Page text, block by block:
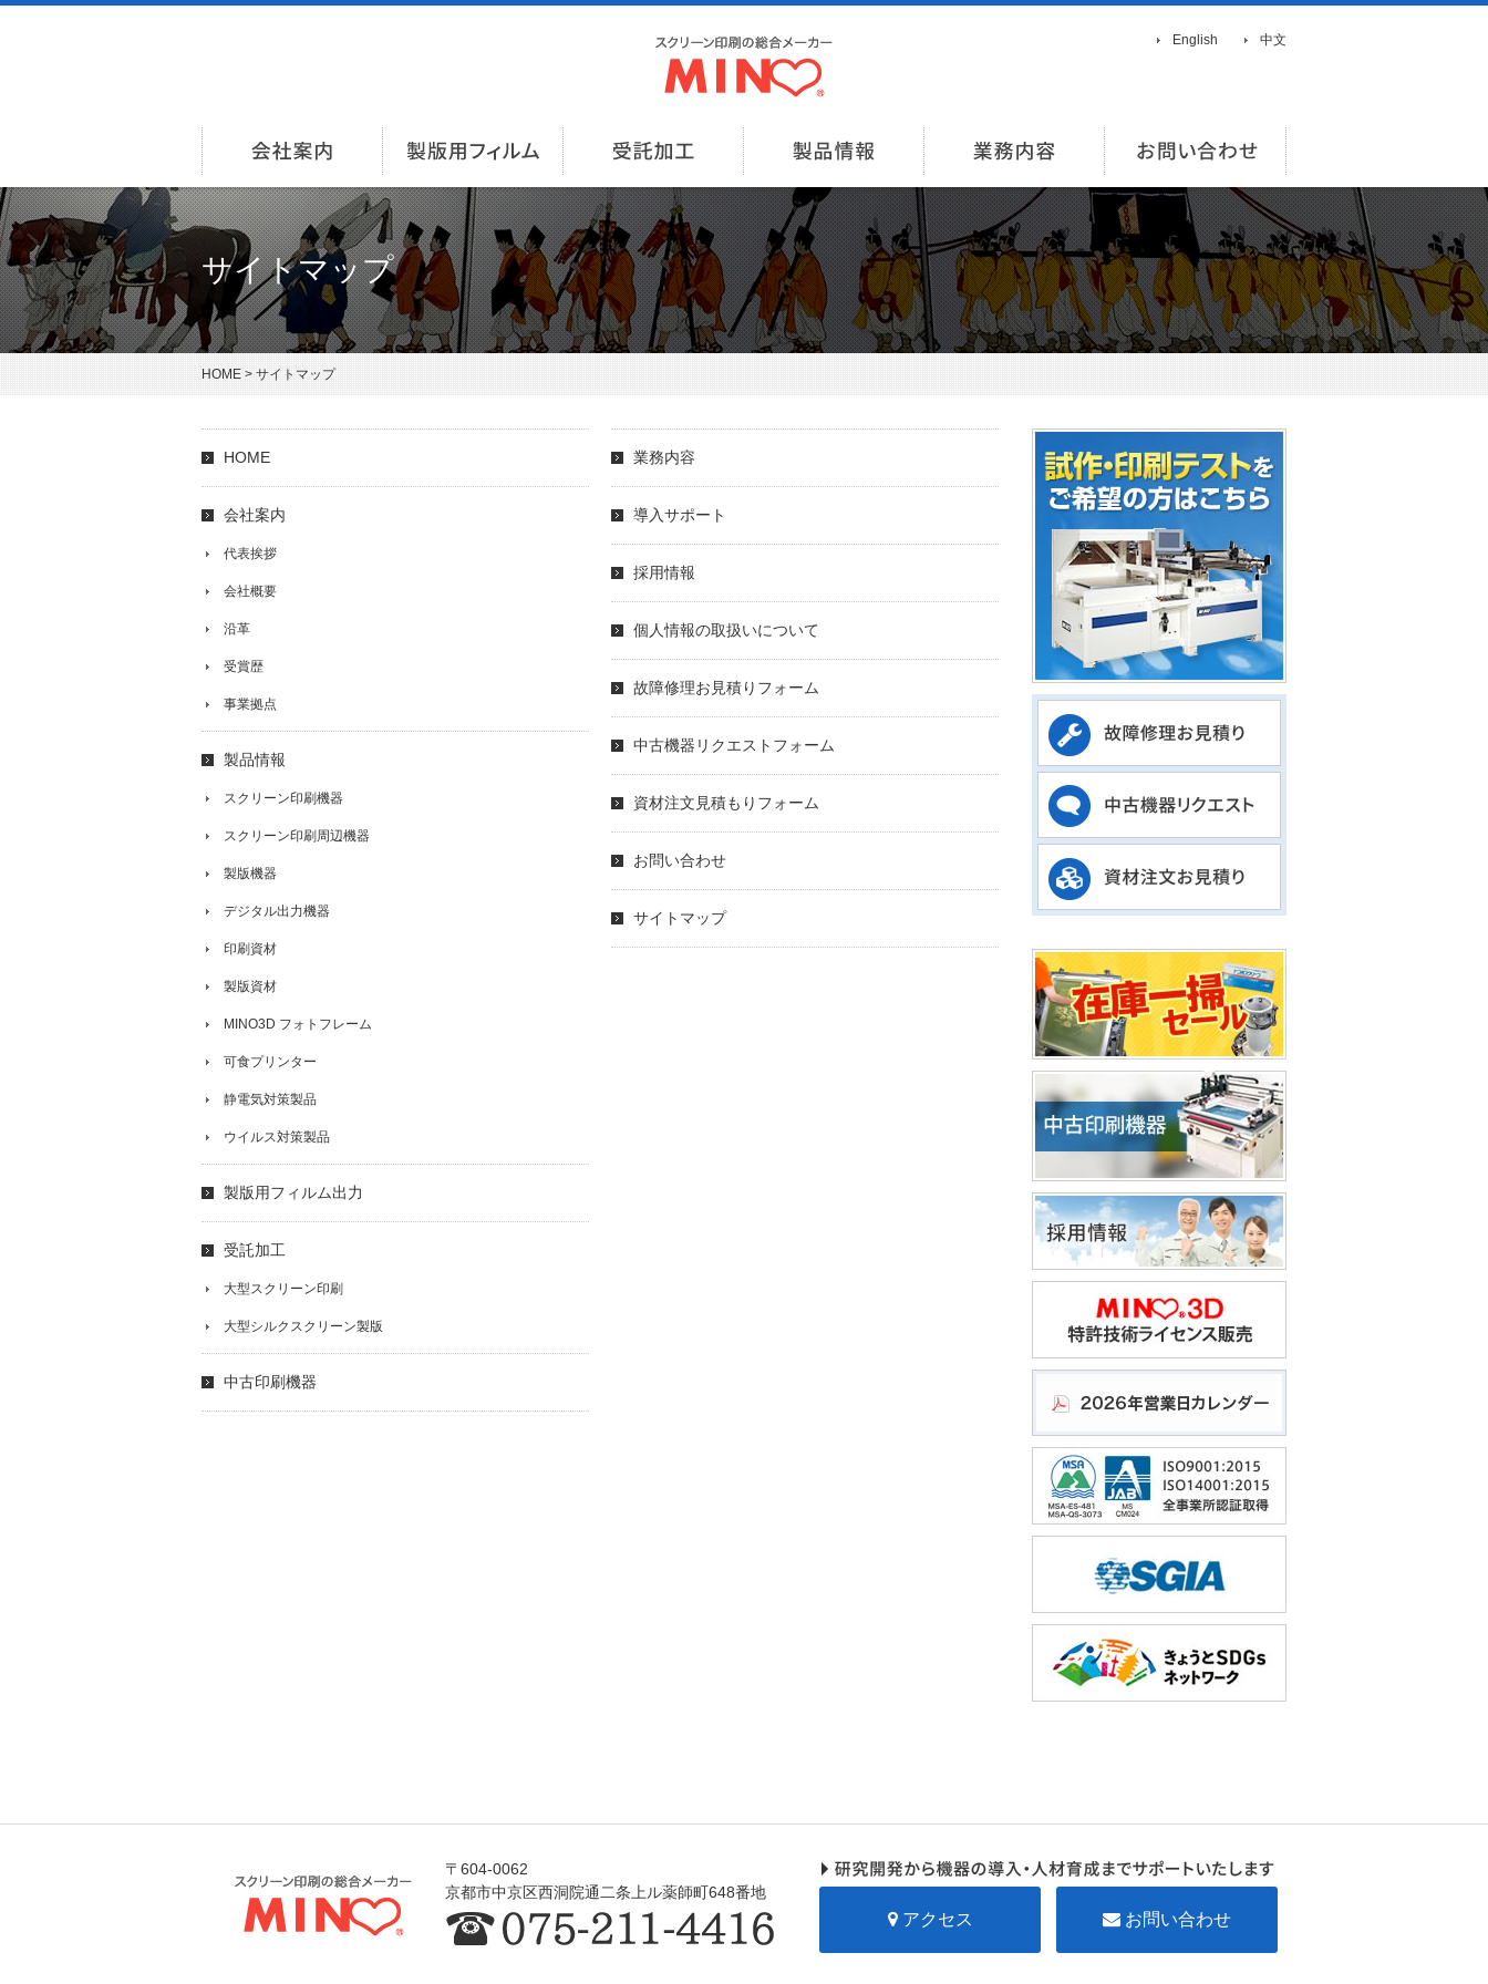
English 中文
サイトマップ
HOME > サイトマップ
HOME
会社案内
代表挨拶
会社概要
沿革
受賞歴
事業拠点
製品情報
スクリーン印刷機器
スクリーン印刷周辺機器
製版機器
デジタル出力機器
印刷資材
製版資材
MINO3D フォトフレーム
可食プリンター
静電気対策製品
ウイルス対策製品
製版用フィルム出力
受託加工
大型スクリーン印刷
大型シルクスクリーン製版
中古印刷機器
業務内容
導入サポート
採用情報
個人情報の取扱いについて
故障修理お見積りフォーム
中古機器リクエストフォーム
資材注文見積もりフォーム
お問い合わせ
サイトマップ
〒604-0062
京都市中京区西洞院通二条上ル薬師町648番地
アクセス お問い合わせ